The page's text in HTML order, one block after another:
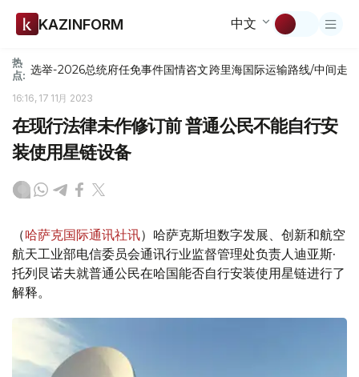
KAZINFORM 中文
热
点: 选举-2026总统府任免事件国情咨文跨里海国际运输路线/中间走廊
16:16, 17 11月 2023
在现行法律未作修订前 普通公民不能自行安
装使用星链设备
（哈萨克国际通讯社讯）哈萨克斯坦数字发展、创新和航空
航天工业部电信委员会通讯行业监督管理处负责人迪亚斯·
托列艮诺夫就普通公民在哈国能否自行安装使用星链进行了
解释。